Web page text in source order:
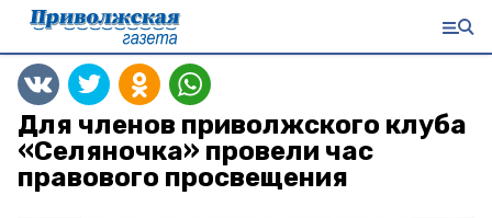
Для членов приволжского клуба
«Селяночка» провели час
правового просвещения